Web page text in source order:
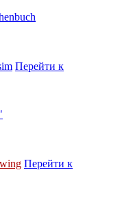
Перейти к
Перейти к